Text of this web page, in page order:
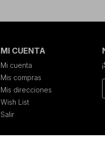
MI CUENTA
Mi cuenta
Mis compras
Mis direcciones
Wish List
Salir